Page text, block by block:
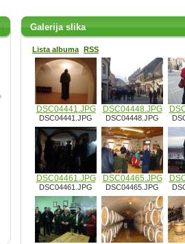
Galerija slika
Lista albuma RSS
DSC04441.JPG
DSC04441.JPG
DSC04448.JPG
DSC04448.JPG
DSC04461.JPG
DSC04461.JPG
DSC04465.JPG
DSC04465.JPG